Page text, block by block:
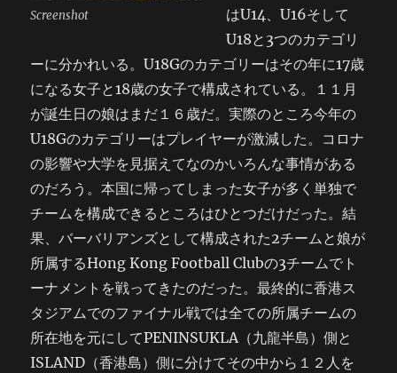
Screenshot
はU14、U16そして
U18と3つのカテゴリ
ーに分かれいる。U18Gのカテゴリーはその年に17歳
になる女子と18歳の女子で構成されている。１１月
が誕生日の娘はまだ１６歳だ。実際のところ今年の
U18Gのカテゴリーはプレイヤーが激減した。コロナ
の影響や大学を見据えてなのかいろんな事情がある
のだろう。本国に帰ってしまった女子が多く単独で
チームを構成できるところはひとつだけだった。結
果、バーバリアンズとして構成された2チームと娘が
所属するHong Kong Football Clubの3チームでト
ーナメントを戦ってきたのだった。最終的に香港ス
タジアムでのファイナル戦では全ての所属チームの
所在地を元にしてPENINSUKLA（九龍半島）側と
ISLAND（香港島）側に分けてその中から１２人を